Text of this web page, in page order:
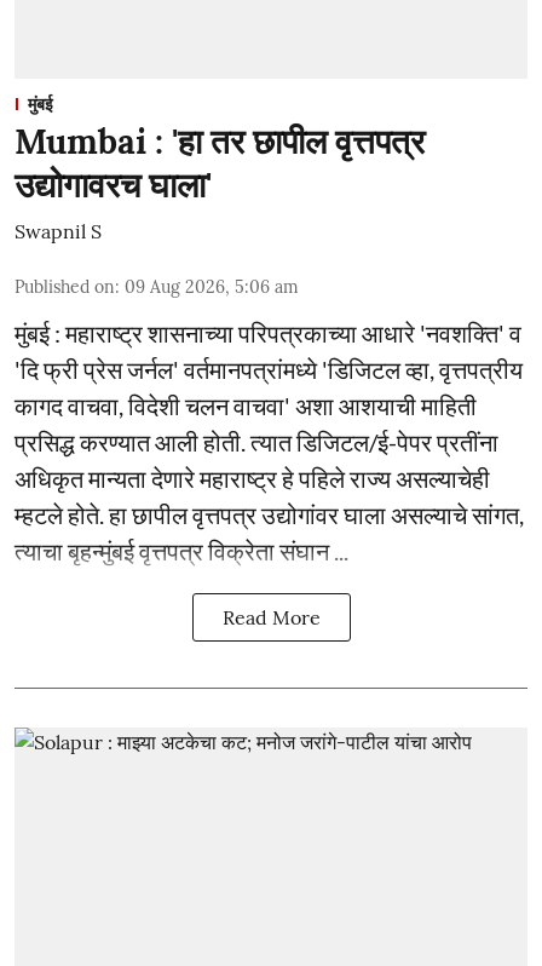
मुंबई
Mumbai : 'हा तर छापील वृत्तपत्र
उद्योगावरच घाला'
Swapnil S
Published on: 09 Aug 2026, 5:06 am
मुंबई : महाराष्ट्र शासनाच्या परिपत्रकाच्या आधारे 'नवशक्ति' व
'दि फ्री प्रेस जर्नल' वर्तमानपत्रांमध्ये 'डिजिटल व्हा, वृत्तपत्रीय
कागद वाचवा, विदेशी चलन वाचवा' अशा आशयाची माहिती
प्रसिद्ध करण्यात आली होती. त्यात डिजिटल/ई-पेपर प्रतींना
अधिकृत मान्यता देणारे महाराष्ट्र हे पहिले राज्य असल्याचेही
म्हटले होते. हा छापील वृत्तपत्र उद्योगांवर घाला असल्याचे सांगत,
त्याचा बृहन्मुंबई वृत्तपत्र विक्रेता संघान ...
Read More